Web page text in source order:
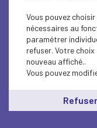
Vous pouvez
nécessaires au
paramétrer
refuser. Votre
nouveau affiché..
Vous pouvez
Refuser